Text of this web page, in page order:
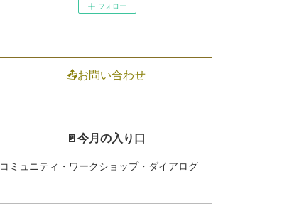
フォロー
📤お問い合わせ
🚪今月の入り口
コミュニティ・ワークショップ・ダイアログ